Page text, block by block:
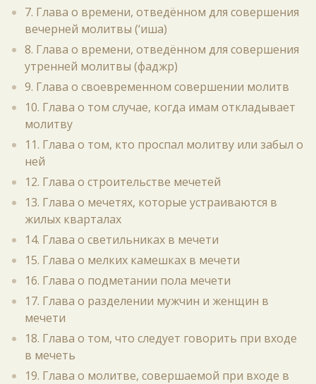
7. Глава о времени, отведённом для совершения
вечерней молитвы (‘иша)
8. Глава о времени, отведённом для совершения
утренней молитвы (фаджр)
9. Глава о своевременном совершении молитв
10. Глава о том случае, когда имам откладывает
молитву
11. Глава о том, кто проспал молитву или забыл о
ней
12. Глава о строительстве мечетей
13. Глава о мечетях, которые устраиваются в
жилых кварталах
14. Глава о светильниках в мечети
15. Глава о мелких камешках в мечети
16. Глава о подметании пола мечети
17. Глава о разделении мужчин и женщин в
мечети
18. Глава о том, что следует говорить при входе
в мечеть
19. Глава о молитве, совершаемой при входе в